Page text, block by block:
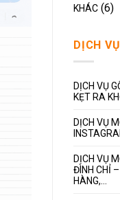
KHÁC (6)
DỊCH
DỊCH VỤ
KẸT RA
DỊCH VỤ
DỊCH VỤ
ĐÌNH CHỈ
HÀNG,…